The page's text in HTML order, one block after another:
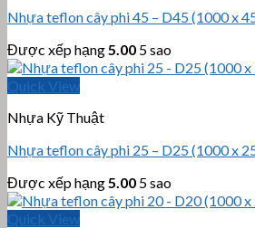
Nhựa teflon cây phi 45 – D45 (1000 x
Được xếp hạng 5.00 5 sao
Quick View
Nhựa Kỹ Thuật
Nhựa teflon cây phi 25 – D25 (1000 x
Được xếp hạng 5.00 5 sao
Quick View